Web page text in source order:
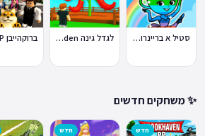
סטיל א בריינרוט Steal a Brainrot לגדל גינה Grow a Garden
✨ משחקים חדשים
חדש חדש